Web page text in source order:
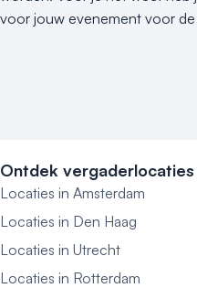
voor jouw evenement voor de
Ontdek vergaderlocaties
Locaties in Amsterdam
Locaties in Den Haag
Locaties in Utrecht
Locaties in Rotterdam